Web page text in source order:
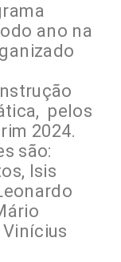
ano na
pelos
2024.
são:
Isis